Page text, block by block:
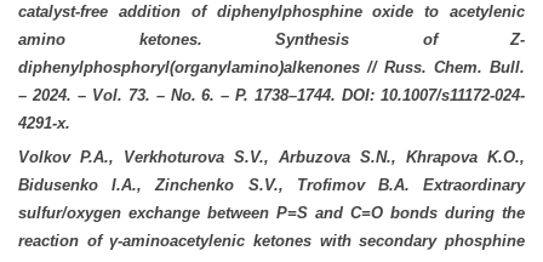
catalyst-free addition of diphenylphosphine oxide to acetylenic
amino ketones. Synthesis of Z-
diphenylphosphoryl(organylamino)alkenones // Russ. Chem. Bull.
– 2024. – Vol. 73. – No. 6. – P. 1738–1744. DOI: 10.1007/s11172-024-
4291-x.
Volkov P.A., Verkhoturova S.V., Arbuzova S.N., Khrapova K.O.,
Bidusenko I.A., Zinchenko S.V., Trofimov B.A. Extraordinary
sulfur/oxygen exchange between P=S and C=O bonds during the
reaction ofγ-aminoacetylenic ketones with secondary phosphine